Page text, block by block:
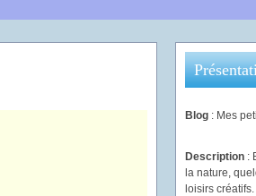
Blog : Mes
Description :
la nature,
loisirs créatifs.